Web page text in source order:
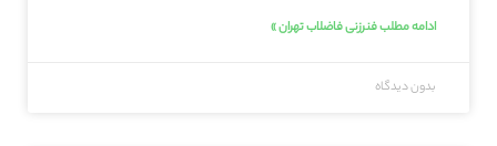
ادامه مطلب فنرزنی فاضلاب تهران »
بدون دیدگاه